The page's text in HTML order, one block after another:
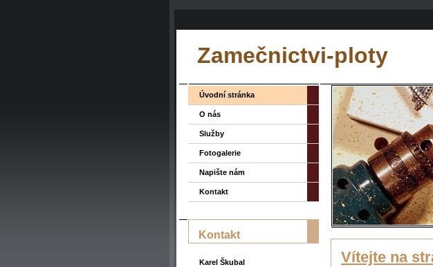
Zamečnictvi-ploty
Vítejte na
Úvodní stránka
O nás
Služby
Fotogalerie
Napište nám
Kontakt
Kontakt
Karel Škubal